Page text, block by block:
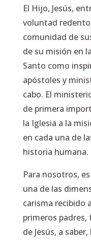
El Hijo, Jesús,
voluntad
comunidad de
de su misión en
Santo como
apóstoles y
cabo. El
de primera
la Iglesia a la
en cada una de
historia humana.
Para nosotros,
una de las
carisma recibido
primeros padres,
de Jesús, a